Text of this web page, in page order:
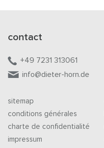
contact
+49 7231 313061
info@dieter-horn.de
sitemap
conditions générales
charte de confidentialité
impressum